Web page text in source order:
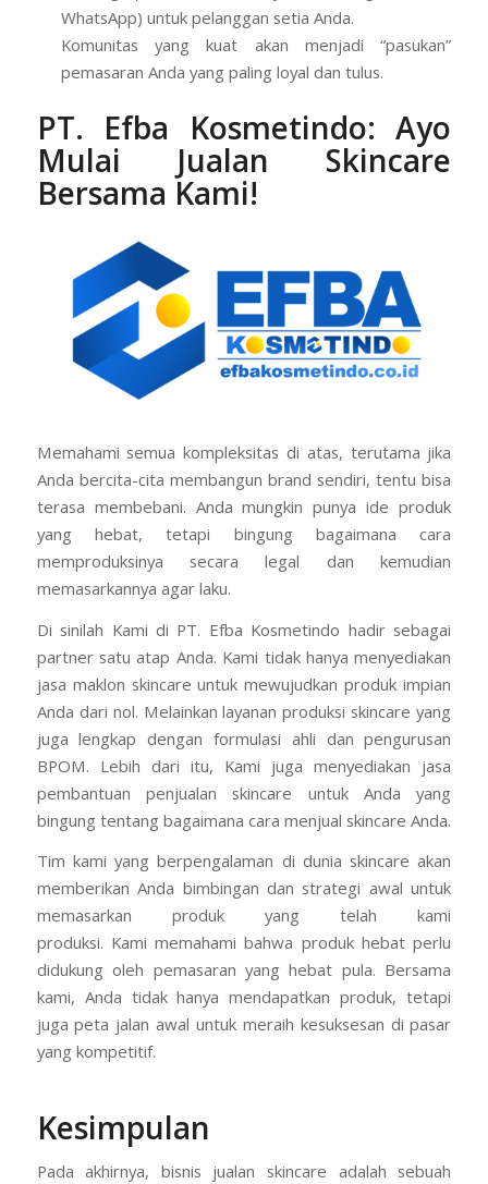
WhatsApp) untuk pelanggan setia Anda.
Komunitas yang kuat akan menjadi “pasukan”
pemasaran Anda yang paling loyal dan tulus.
PT. Efba Kosmetindo: Ayo
Mulai Jualan Skincare
Bersama Kami!
Memahami semua kompleksitas di atas, terutama jika
Anda bercita-cita membangun brand sendiri, tentu bisa
terasa membebani. Anda mungkin punya ide produk
yang hebat, tetapi bingung bagaimana cara
memproduksinya secara legal dan kemudian
memasarkannya agar laku.
Di sinilah Kami di PT. Efba Kosmetindo hadir sebagai
partner satu atap Anda. Kami tidak hanya menyediakan
jasa maklon skincare untuk mewujudkan produk impian
Anda dari nol. Melainkan layanan produksi skincare yang
juga lengkap dengan formulasi ahli dan pengurusan
BPOM. Lebih dari itu, Kami juga menyediakan jasa
pembantuan penjualan skincare untuk Anda yang
bingung tentang bagaimana cara menjual skincare Anda.
Tim kami yang berpengalaman di dunia skincare akan
memberikan Anda bimbingan dan strategi awal untuk
memasarkan produk yang telah kami
produksi. Kami memahami bahwa produk hebat perlu
didukung oleh pemasaran yang hebat pula. Bersama
kami, Anda tidak hanya mendapatkan produk, tetapi
juga peta jalan awal untuk meraih kesuksesan di pasar
yang kompetitif.
Kesimpulan
Pada akhirnya, bisnis jualan skincare adalah sebuah